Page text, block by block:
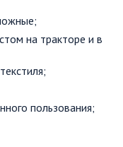
на тракторе и в
пользования;